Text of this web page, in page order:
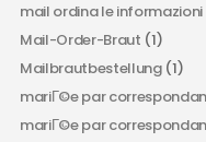
mail ordina le
Mail-Order-Braut (1)
Mailbrautbestellung(1)
mariГ©e par
mariГ©e par